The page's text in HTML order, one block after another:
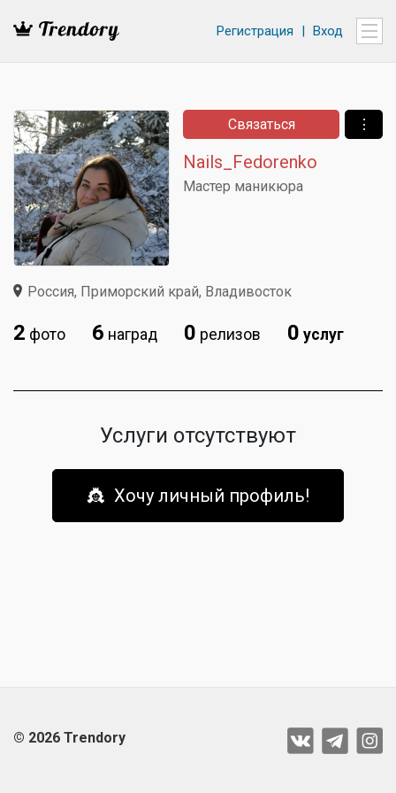
Регистрация | Вход
Мастер маникюра
Nails_Fedorenko
Связаться ⋮
Россия, Приморский край, Владивосток
2 фото 6 наград 0 релизов 0 услуг
Услуги отсутствуют
👸 Хочу личный профиль!
© 2026 Trendory